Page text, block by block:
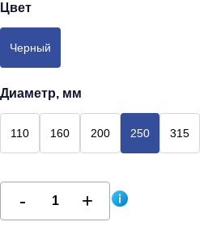
Цвет
Черный
Диаметр, мм
110 160 200 250 315